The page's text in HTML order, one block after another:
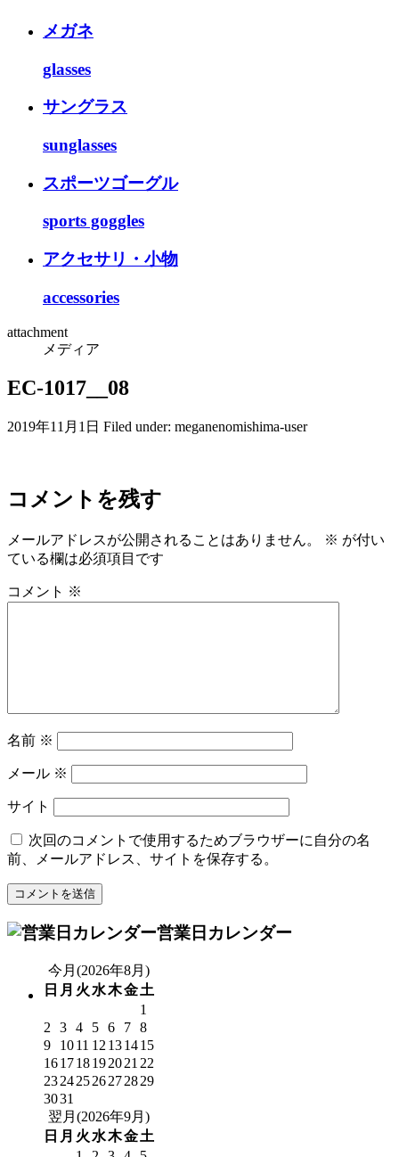
メガネ
glasses
サングラス
sunglasses
スポーツゴーグル
sports goggles
アクセサリ・小物
accessories
attachment
メディア
EC-1017__08
2019年11月1日 Filed under: meganenomishima-user
コメントを残す
メールアドレスが公開されることはありません。 ※ が付い
ている欄は必須項目です
コメント ※
名前 ※
メール ※
サイト
次回のコメントで使用するためブラウザーに自分の名
前、メールアドレス、サイトを保存する。
営業日カレンダー
今月(2026年8月)
日 月 火 水木金土
1
2
3 4 5 6 7 8
9
1011 12 131415
161718192021 22
23242526272829
3031
翌月(2026年9月)
日 月 火 水木金土